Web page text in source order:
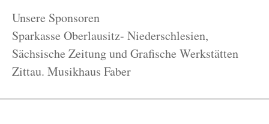
Unsere Sponsoren
Sparkasse Oberlausitz- Niederschlesien,
Sächsische Zeitung und Grafische Werkstätten
Zittau. Musikhaus Faber